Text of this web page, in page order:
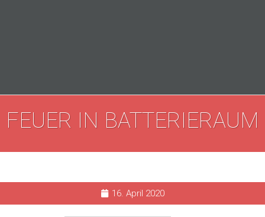
FEUER IN BATTERIERAUM
16. April 2020